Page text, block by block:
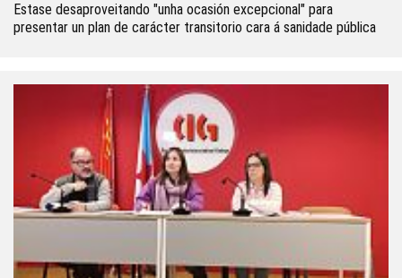
Estase desaproveitando "unha ocasión excepcional" para
presentar un plan de carácter transitorio cara á sanidade pública